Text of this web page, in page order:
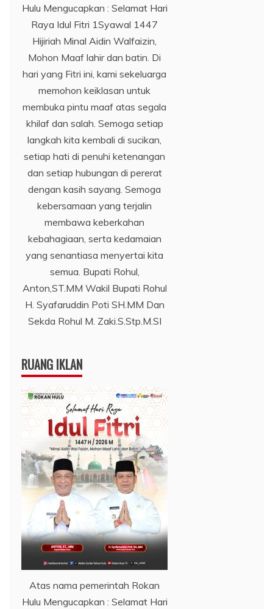
Hulu Mengucapkan : Selamat Hari
Raya Idul Fitri 1Syawal 1447
Hijiriah Minal Aidin Walfaizin,
Mohon Maaf lahir dan batin. Di
hari yang Fitri ini, kami sekeluarga
memohon keiklasan untuk
membuka pintu maaf atas segala
khilaf dan salah. Semoga setiap
langkah kita kembali di sucikan,
setiap hati di penuhi ketenangan
dan setiap hubungan di pererat
dengan kasih sayang. Semoga
kebersamaan yang terjalin
membawa keberkahan
kebahagiaan, serta kedamaian
yang senantiasa menyertai kita
semua. Bupati Rohul,
Anton,ST.MM Wakil Bupati Rohul
H. Syafaruddin Poti SH.MM Dan
Sekda Rohul M. Zaki.S.Stp.M.SI
RUANG IKLAN
Atas nama pemerintah Rokan
Hulu Mengucapkan : Selamat Hari